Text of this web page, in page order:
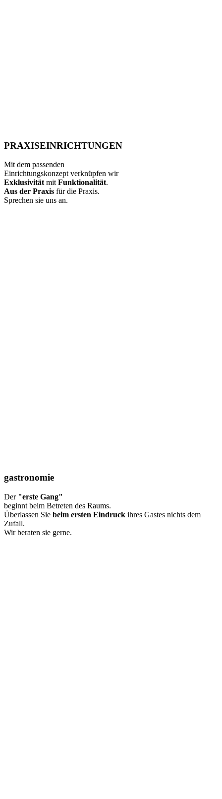
PRAXISEINRICHTUNGEN
Mit dem passenden
Einrichtungskonzept verknüpfen wir
Exklusivität mit Funktionalität.
Aus der Praxis für die Praxis.
Sprechen sie uns an.
gastronomie
Der "erste Gang"
beginnt beim Betreten des Raums.
Überlassen Sie beim ersten Eindruck ihres Gastes nichts dem
Zufall.
Wir beraten sie gerne.